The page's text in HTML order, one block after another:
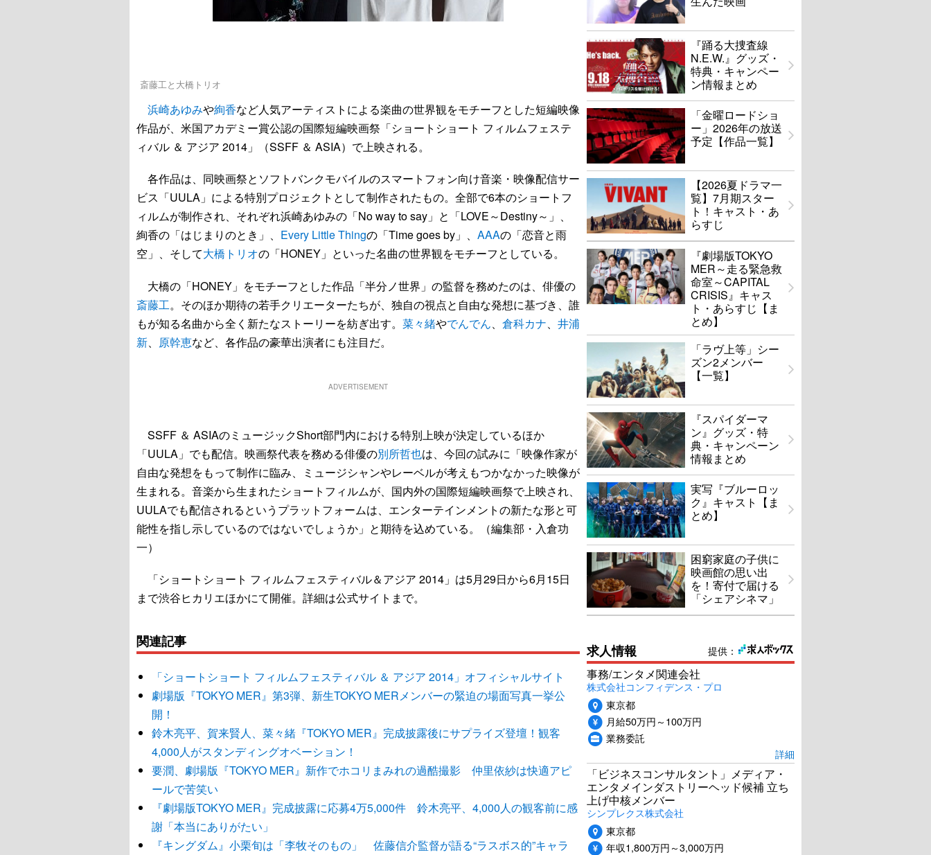
斎藤工と大橋トリオ
浜崎あゆみや絢香など人気アーティストによる楽曲の世界観をモチーフとした短編映像
作品が、米国アカデミー賞公認の国際短編映画祭「ショートショート フィルムフェステ
ィバル ＆ アジア 2014」（SSFF ＆ ASIA）で上映される。
各作品は、同映画祭とソフトバンクモバイルのスマートフォン向け音楽・映像配信サー
ビス「UULA」による特別プロジェクトとして制作されたもの。全部で6本のショートフ
ィルムが制作され、それぞれ浜崎あゆみの「No way to say」と「LOVE～Destiny～」、
絢香の「はじまりのとき」、 Every Little Thingの「Time goes by」、 AAAの「恋音と雨
空」、そして大橋トリオの「HONEY」といった名曲の世界観をモチーフとしている。
大橋の「HONEY」をモチーフとした作品「半分ノ世界」の監督を務めたのは、俳優の
斎藤工。そのほか期待の若手クリエーターたちが、独自の視点と自由な発想に基づき、誰
もが知る名曲から全く新たなストーリーを紡ぎ出す。 菜々緒やでんでん 倉科カナ
井浦
新
原幹恵など、各作品の豪華出演者にも注目だ。
ADVERTISEMENT
SSFF ＆ ASIAのミュージックShort部門内における特別上映が決定しているほか
「UULA」でも配信。映画祭代表を務める俳優の別所哲也は、今回の試みに「映像作家が
自由な発想をもって制作に臨み、ミュージシャンやレーベルが考えもつかなかった映像が
生まれる。音楽から生まれたショートフィルムが、国内外の国際短編映画祭で上映され、
UULAでも配信されるというプラットフォームは、エンターテインメントの新たな形と可
能性を指し示しているのではないでしょうか」と期待を込めている。（編集部・入倉功
一）
「ショートショート フィルムフェスティバル＆アジア 2014」は5月29日から6月15日
まで渋谷ヒカリエほかにて開催。詳細は公式サイトまで。
関連記事
「ショートショート フィルムフェスティバル ＆ アジア 2014」オフィシャルサイト
劇場版『TOKYO MER』第3弾、新生TOKYO MERメンバーの緊迫の場面写真一挙公
開！
鈴木亮平、賀来賢人、菜々緒『TOKYO MER』完成披露後にサプライズ登壇！観客
4,000人がスタンディングオベーション！
要潤、劇場版『TOKYO MER』新作でホコリまみれの過酷撮影 仲里依紗は快適アピ
ールで苦笑い
『劇場版TOKYO MER』完成披露に応募4万5,000件 鈴木亮平、4,000人の観客前に感
謝「本当にありがたい」
『キングダム』小栗旬は「李牧そのもの」 佐藤信介監督が語る“ラスボス的”キャラ
『踊る大捜査線
N.E.W.』グッズ・
特典・キャンペー
ン情報まとめ
「金曜ロードショ
ー」2026年の放送
予定【作品一覧】
【2026夏ドラマ一
覧】7月期スター
ト！キャスト・あ
らすじ
『劇場版TOKYO
MER～走る緊急救
命室～CAPITAL
CRISIS』キャス
ト・あらすじ【ま
とめ】
「ラヴ上等」シー
ズン2メンバー
【一覧】
『スパイダーマ
ン』グッズ・特
典・キャンペーン
情報まとめ
実写『ブルーロッ
ク』キャスト【ま
とめ】
困窮家庭の子供に
映画館の思い出
を！寄付で届ける
「シェアシネマ」
提供：
求人情報
事務/エンタメ関連会社
株式会社コンフィデンス・プロ
東京都
月給50万円～100万円
業務委託
詳細
「ビジネスコンサルタント」メディア・
エンタメインダストリーヘッド候補 立ち
上げ中核メンバー
シンプレクス株式会社
東京都
年収1,800万円～3,000万円